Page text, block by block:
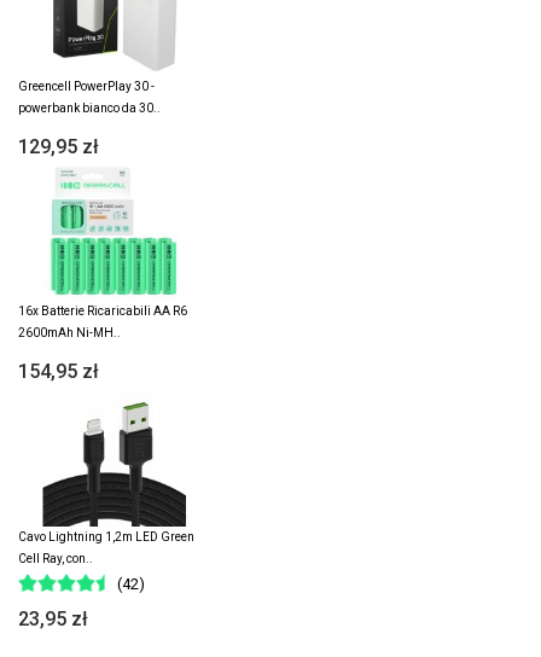
Greencell PowerPlay 30 -
powerbank bianco da 30..
129,95 zł
16x Batterie Ricaricabili AA R6
2600mAh Ni-MH..
154,95 zł
Cavo Lightning 1,2m LED Green
Cell Ray, con..
(42)
23,95 zł